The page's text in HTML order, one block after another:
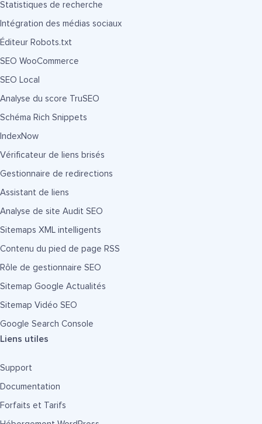
Statistiques de recherche
Intégration des médias sociaux
Éditeur Robots.txt
SEO WooCommerce
SEO Local
Analyse du score TruSEO
Schéma Rich Snippets
IndexNow
Vérificateur de liens brisés
Gestionnaire de redirections
Assistant de liens
Analyse de site Audit SEO
Sitemaps XML intelligents
Contenu du pied de page RSS
Rôle de gestionnaire SEO
Sitemap Google Actualités
Sitemap Vidéo SEO
Google Search Console
Liens utiles
Support
Documentation
Forfaits et Tarifs